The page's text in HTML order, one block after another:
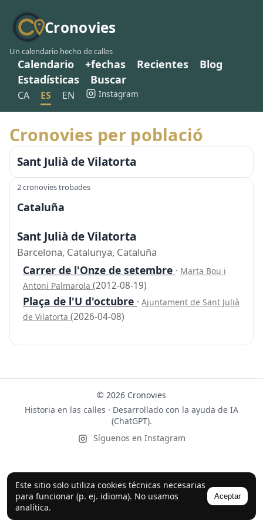
Cronovies
Un calendario hecho de calles
Calendario +fechas Recientes
Blog
Estadísticas
Buscar
CA ES EN Instagram
Este sitio solo utiliza cookies técnicas necesarias
para funcionar (p. ej. idioma). No usamos
analítica.
Aceptar
Cronovies per població
Sant Julià de Vilatorta
2 cronovies trobades
Cataluña
Sant Julià de Vilatorta
Barcelona, Catalunya, Cataluña
Carrer de l'Onze de setembre · Marta Bou i
Antoni Palmarola (2012-08-19)
Plaça de l'U d'octubre · Ajuntament de Sant Julià
de Vilatorta (2026-04-08)
© 2026 Cronovies
Historia en las calles · Desarrollado con la ayuda de IA
(ChatGPT).
Síguenos en Instagram